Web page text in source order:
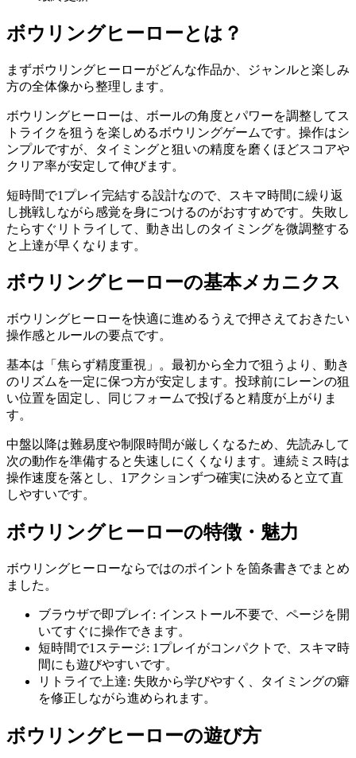
ボウリングヒーローとは？
まずボウリングヒーローがどんな作品か、ジャンルと楽しみ
方の全体像から整理します。
ボウリングヒーローは、ボールの角度とパワーを調整してス
トライクを狙うを楽しめるボウリングゲームです。操作はシ
ンプルですが、タイミングと狙いの精度を磨くほどスコアや
クリア率が安定して伸びます。
短時間で1プレイ完結する設計なので、スキマ時間に繰り返
し挑戦しながら感覚を身につけるのがおすすめです。失敗し
たらすぐリトライして、動き出しのタイミングを微調整する
と上達が早くなります。
ボウリングヒーローの基本メカニクス
ボウリングヒーローを快適に進めるうえで押さえておきたい
操作感とルールの要点です。
基本は「焦らず精度重視」。最初から全力で狙うより、動き
のリズムを一定に保つ方が安定します。投球前にレーンの狙
い位置を固定し、同じフォームで投げると精度が上がりま
す。
中盤以降は難易度や制限時間が厳しくなるため、先読みして
次の動作を準備すると失速しにくくなります。連続ミス時は
操作速度を落とし、1アクションずつ確実に決めると立て直
しやすいです。
ボウリングヒーローの特徴・魅力
ボウリングヒーローならではのポイントを箇条書きでまとめ
ました。
ブラウザで即プレイ : インストール不要で、ページを開
いてすぐに操作できます。
短時間で1ステージ: 1プレイがコンパクトで、スキマ時
間にも遊びやすいです。
リトライで上達: 失敗から学びやすく、タイミングの癖
を修正しながら進められます。
ボウリングヒーローの遊び方